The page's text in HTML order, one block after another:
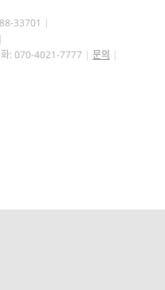
33701
화: 070-4021-7777
문의